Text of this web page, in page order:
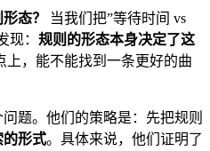
态？
当我们把”等待时间 vs
现： 规则的形态本身决定了这
上，能不能找到一条更好的曲
题。他们的策略是：先把规则
的形式。具体来说，他们证明了